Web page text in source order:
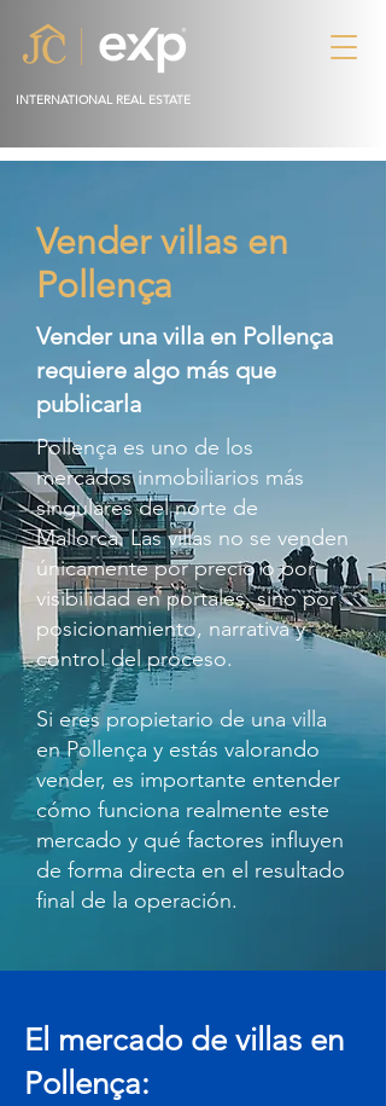
INTERNATIONAL REAL ESTATE
Vender villas en
Pollença
Vender una villa en Pollença
requiere algo más que
publicarla
Pollença es uno de los
mercados inmobiliarios más
singulares del norte de
Mallorca. Las villas no se venden
únicamente por precio o por
visibilidad en portales, sino por
posicionamiento, narrativa y
control del proceso.
Si eres propietario de una villa
en Pollença y estás valorando
vender, es importante entender
cómo funciona realmente este
mercado y qué factores influyen
de forma directa en el resultado
final de la operación.
El mercado de villas en
Pollença: